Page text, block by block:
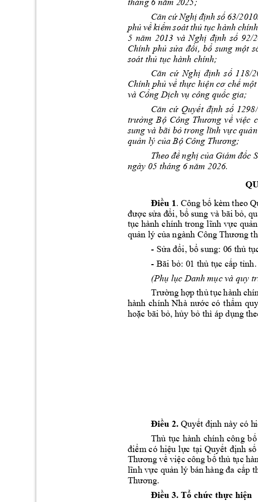
tháng 6 năm 2025
Căn cứNghị định số 63/
phủvềkiểm soát thủ tục hành
5 năm 2013 và Nghị định số 92/2
Chính phủ sửa đổi, bổ sung một s
soát thủ tục hành chính;
Căn cứ Nghị định số 118/
Chính phủ về thực hiện cơ chế mộ
và Cổng Dịch vụ công quốc gia;
Căn cứ Quyết định số
trưởng Bộ Công Thương về việc
sung và bãi bỏ trong lĩnh vực qu
quản lý của Bộ Công Thương;
Theo đề nghị của Giám đốc S
ngày 05 tháng 6 năm 2026.
Điều 1. Công bố kèm theo
được sửa đổi, bổ sung và bãi bỏ,
tục hành chính trong lĩnh vực quản
quản lý của ngành Công Thương
- Sửa đổi, bổ sung: 06 thủ tụ
- Bãi bỏ: 01 thủ tục cấp tỉnh.
(Phụ lục Danh mục và quy
Trường hợp thủtục hành
hành chính Nhà nước có thẩm quy
hoặc bãi bỏ, hủy bỏ thì áp dụng
Điều 2. Quyết định này có h
Thủ tục hành chính công bố
điểm có hiệu lực tại Quyết định số
Thương về việc công bố thủ tục
lĩnh vực quản lý bán hàng đa cấp
Thương.
Điều 3. Tổ chức thực hiện